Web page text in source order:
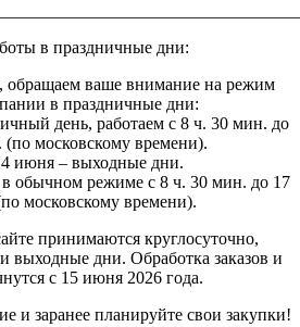
в праздничные дни:
обращаем ваше внимание на режим
в праздничные дни:
день, работаем с 8 ч. 30 мин. до
(по московскому времени).
июня – выходные дни.
обычном режиме с 8 ч. 30 мин. до 17
московскому времени).
принимаются круглосуточно,
выходные дни. Обработка заказов и
с 15 июня 2026 года.
и заранее планируйте свои закупки!